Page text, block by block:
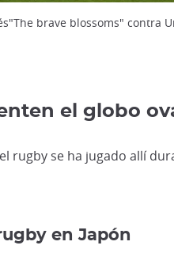
brave blossoms" contra
el globo
rugby se ha jugado allí
en Japón